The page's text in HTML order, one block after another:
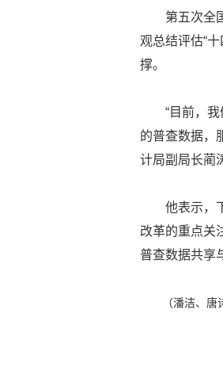
第五次全
观总结评估“
撑。
“目前，
的普查数据，
计局副局长蔺
他表示，
改革的重点关
普查数据共享
（潘洁、唐